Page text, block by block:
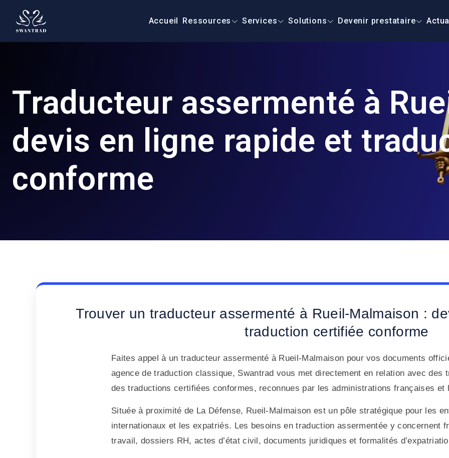
Accueil Ressources Services Solutions Devenir prestataire
Traducteur assermenté à
devis en ligne rapide et
conforme
Trouver un traducteur assermenté à Rueil-Malmaison :
traduction certifiée conforme
Faites appel à un traducteur assermenté à Rueil-Malmaison pour vos documents
agence de traduction classique, Swantrad vous met directement en relation avec des
des traductions certifiées conformes, reconnues par les administrations françaises et
Située à proximité de La Défense, Rueil-Malmaison est un pôle stratégique pour les
internationaux et les expatriés. Les besoins en traduction assermentée y concernent
travail, dossiers RH, actes d’état civil, documents juridiques et formalités